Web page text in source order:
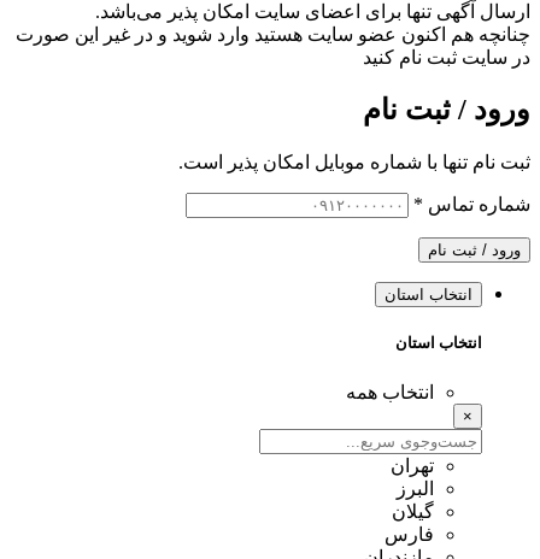
ارسال آگهی تنها برای اعضای سایت امکان پذیر می‌باشد.
چنانچه هم‌ اکنون عضو سایت هستید وارد شوید و در غیر این صورت
در سایت ثبت نام کنید
ورود / ثبت نام
ثبت نام تنها با شماره موبایل امکان پذیر است.
شماره تماس *
ورود / ثبت نام
انتخاب استان
انتخاب استان
انتخاب همه
×
تهران
البرز
گیلان
فارس